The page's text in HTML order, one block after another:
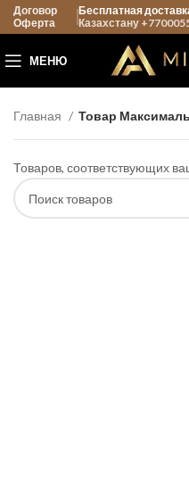
Договор
Оферта
Бесплатная
Казахстану
МЕНЮ
Главная Товар
Товаров, соответствующих